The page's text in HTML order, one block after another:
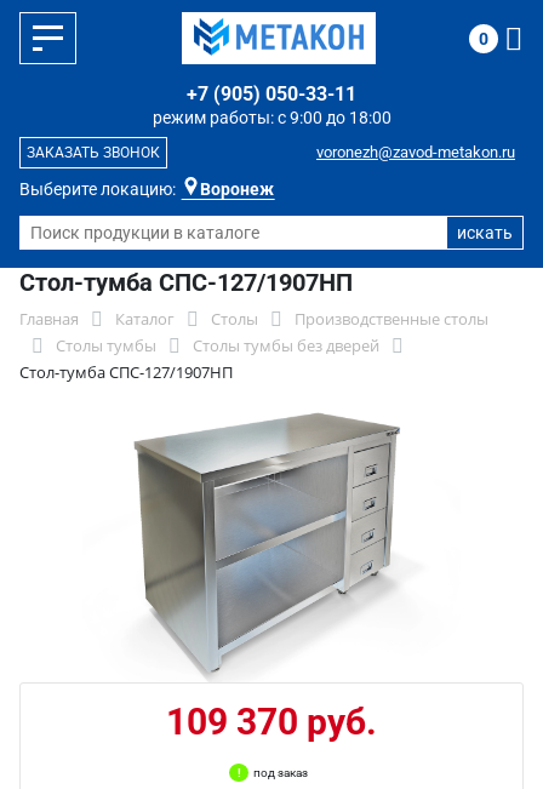
Выберите локацию: Воронеж
режим работы: с 9:00 до 18:00
+7 (905) 050-33-11
voronezh@zavod-metakon.ru
ЗАКАЗАТЬ ЗВОНОК
0
Стол-тумба СПС-127/1907НП
Главная Каталог Столы
Производственные столы
Столы тумбы
Столы тумбы без дверей
Стол-тумба СПС-127/1907НП
109 370 руб.
под заказ